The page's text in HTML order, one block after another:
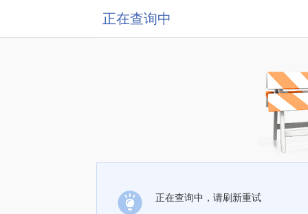
正在查询中
正在查询中，请刷新重试